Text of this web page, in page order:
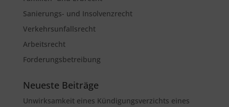
Sanierungs- und Insolvenzrecht
Verkehrsunfallsrecht
Arbeitsrecht
Forderungsbetreibung
Neueste Beiträge
Unwirksamkeit eines Kündigungsverzichts eines